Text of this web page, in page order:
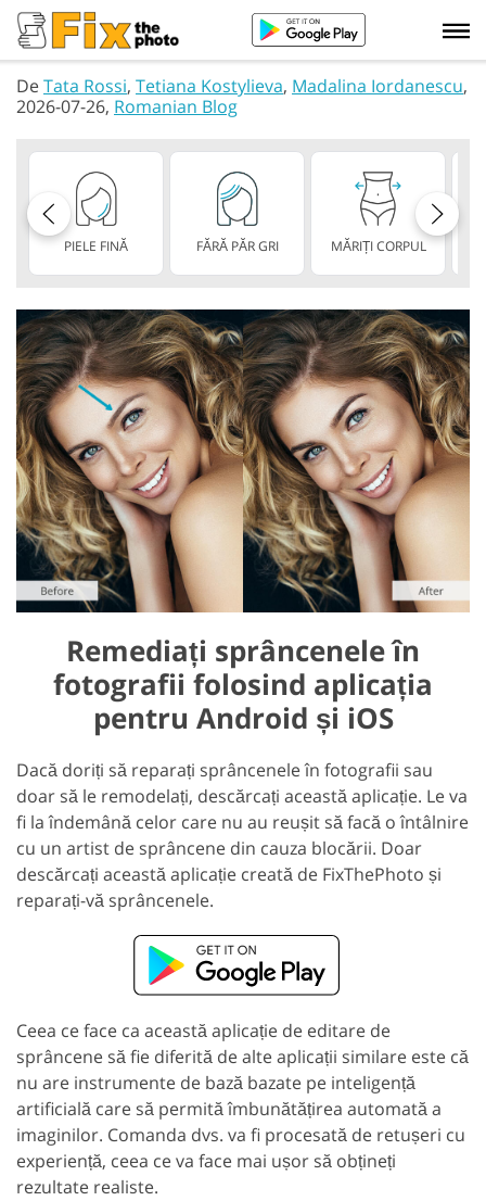
DeTata Rossi, Tetiana Kostylieva, Madalina Iordanescu,
2026-07-26, Romanian Blog
PIELE FINĂ FĂRĂ PĂR GRI MĂRIȚI CORPUL
Remediați sprâncenele în
fotografii folosind aplicația
pentru Android și iOS
Dacă doriți să reparați sprâncenele în fotografii sau
doar să le remodelați, descărcați această aplicație. Le va
fi la îndemână celor care nu au reușit să facă o întâlnire
cu un artist de sprâncene din cauza blocării. Doar
descărcați această aplicație creată de FixThePhoto și
reparați-vă sprâncenele.
Ceea ce face ca această aplicație de editare de
sprâncene să fie diferită de alte aplicații similare este că
nu are instrumente de bază bazate pe inteligență
artificială care să permită îmbunătățirea automată a
imaginilor. Comanda dvs. va fi procesată de retușeri cu
experiență, ceea ce va face mai ușor să obțineți
rezultate realiste.